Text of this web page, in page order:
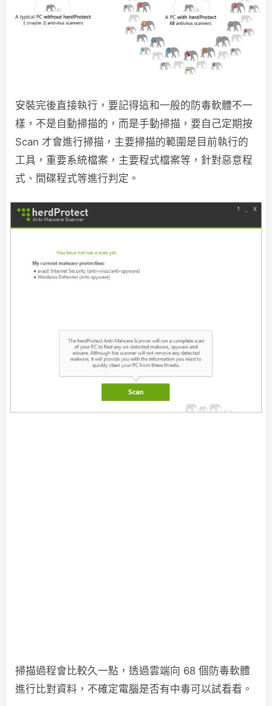
安裝完後直接執行，要記得這和一般的防毒軟體不一
樣，不是自動掃描的，而是手動掃描，要自己定期按
Scan 才會進行掃描，主要掃描的範圍是目前執行的
工具，重要系統檔案，主要程式檔案等，針對惡意程
式、間碟程式等進行判定。
掃描過程會比較久一點，透過雲端向 68 個防毒軟體
進行比對資料，不確定電腦是否有中毒可以試看看。